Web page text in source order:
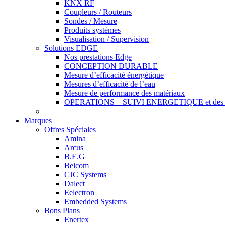
KNX RF
Coupleurs / Routeurs
Sondes / Mesure
Produits systèmes
Visualisation / Supervision
Solutions EDGE
Nos prestations Edge
CONCEPTION DURABLE
Mesure d’efficacité énergétique
Mesures d’efficacité de l’eau
Mesure de performance des matériaux
OPERATIONS – SUIVI ENERGETIQUE et des
Marques
Offres Spéciales
Amina
Arcus
B.E.G
Belcom
CJC Systems
Dalect
Eelectron
Embedded Systems
Bons Plans
Enertex